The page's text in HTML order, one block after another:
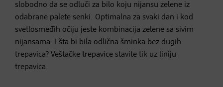
slobodno da se odluči za bilo koju nijansu zelene iz
odabrane palete senki. Optimalna za svaki dan i kod
svetlosmeđih očiju jeste kombinacija zelene sa sivim
nijansama. I šta bi bila odlična šminka bez dugih
trepavica? Veštačke trepavice stavite tik uz liniju
trepavica.